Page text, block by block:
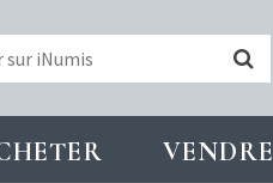
VENDRE